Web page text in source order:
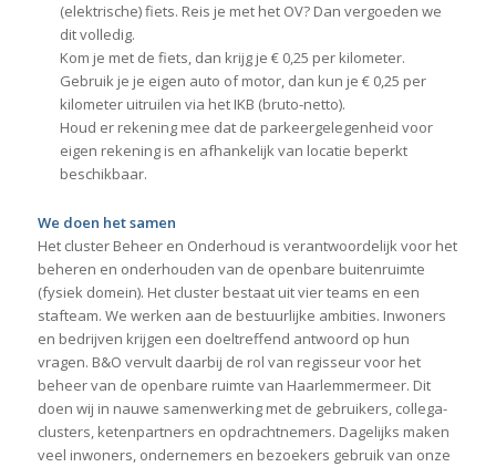
(elektrische) fiets. Reis je met het OV? Dan vergoeden we
dit volledig.
Kom je met de fiets, dan krijg je € 0,25 per kilometer.
Gebruik je je eigen auto of motor, dan kun je € 0,25 per
kilometer uitruilen via het IKB (bruto-netto).
Houd er rekening mee dat de parkeergelegenheid voor
eigen rekening is en afhankelijk van locatie beperkt
beschikbaar.
We doen het samen
Het cluster Beheer en Onderhoud is verantwoordelijk voor het
beheren en onderhouden van de openbare buitenruimte
(fysiek domein). Het cluster bestaat uit vier teams en een
stafteam. We werken aan de bestuurlijke ambities. Inwoners
en bedrijven krijgen een doeltreffend antwoord op hun
vragen. B&O vervult daarbij de rol van regisseur voor het
beheer van de openbare ruimte van Haarlemmermeer. Dit
doen wij in nauwe samenwerking met de gebruikers, collega-
clusters, ketenpartners en opdrachtnemers. Dagelijks maken
veel inwoners, ondernemers en bezoekers gebruik van onze